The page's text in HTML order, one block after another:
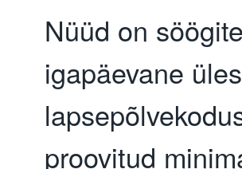
Nüüd on
igapäevane
proovitud